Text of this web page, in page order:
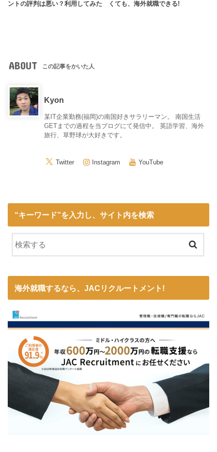
ントの評判は悪い？利用してみた
くても、海外就職できる!
ABOUT この記事をかいた人
Kyon
某IT企業勤務(福岡)の南国好きサラリーマン。 南国生活
GETまでの過程を当ブログにて発信中。 英語学習、海外
旅行、草野球が大好きです。
Twitter Instagram YouTube
“キーワード”を入力し、サイト内を検索
海外就職するなら、JACリクルートメント!